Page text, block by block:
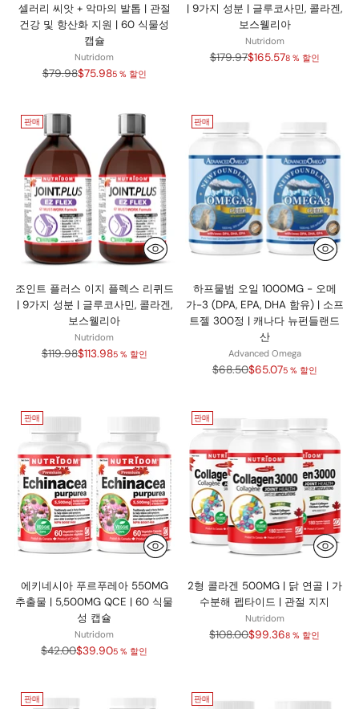
셀러리 씨앗 + 악마의 발톱 | 관절
건강 및 항산화 지원 | 60 식물성
캡슐
Nutridom
정
$79.98$75.985 % 할인
| 9가지 성분 | 글루코사민, 콜라겐,
보스웰리아
Nutridom
정
$179.97$165.578 % 할인
판매
조인트 플러스 이지 플렉스 리퀴드
| 9가지 성분 | 글루코사민, 콜라겐,
보스웰리아
Nutridom
정
$119.98$113.985 % 할인
판매
하프물범 오일 1000MG - 오메
가-3 (DPA, EPA, DHA 함유) | 소프
트젤 300정 | 캐나다 뉴펀들랜드
산
Advanced Omega
정
$68.50$65.075 % 할인
판매
에키네시아 푸르푸레아 550MG
추출물 | 5,500MG QCE | 60 식물
성 캡슐
Nutridom
정
$42.00$39.905 % 할인
판매
2형 콜라겐 500MG | 닭 연골 | 가
수분해 펩타이드 | 관절 지지
Nutridom
정
$108.00$99.368 % 할인
판매 판매